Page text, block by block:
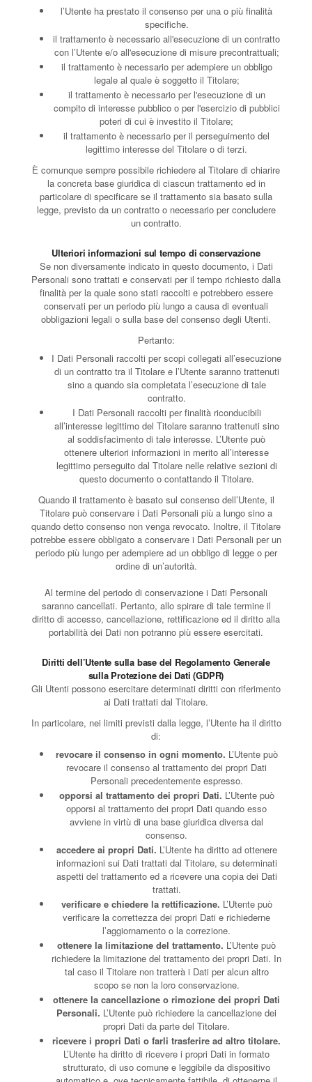
l’Utente ha prestato il consenso per una o più finalità
specifiche.
il trattamento è necessario all'esecuzione di un contratto
con l’Utente e/o all'esecuzione di misure precontrattuali;
il trattamento è necessario per adempiere un obbligo
legale al quale è soggetto il Titolare;
il trattamento è necessario per l'esecuzione di un
compito di interesse pubblico o per l'esercizio di pubblici
poteri di cui è investito il Titolare;
il trattamento è necessario per il perseguimento del
legittimo interesse del Titolare o di terzi.
È comunque sempre possibile richiedere al Titolare di chiarire
la concreta base giuridica di ciascun trattamento ed in
particolare di specificare se il trattamento sia basato sulla
legge, previsto da un contratto o necessario per concludere
un contratto.
Ulteriori informazioni sul tempo di conservazione
Se non diversamente indicato in questo documento, i Dati
Personali sono trattati e conservati per il tempo richiesto dalla
finalità per la quale sono stati raccolti e potrebbero essere
conservati per un periodo più lungo a causa di eventuali
obbligazioni legali o sulla base del consenso degli Utenti.
Pertanto:
I Dati Personali raccolti per scopi collegati all’esecuzione
di un contratto tra il Titolare e l’Utente saranno trattenuti
sino a quando sia completata l’esecuzione di tale
contratto.
I Dati Personali raccolti per finalità riconducibili
all’interesse legittimo del Titolare saranno trattenuti sino
al soddisfacimento di tale interesse. L’Utente può
ottenere ulteriori informazioni in merito all’interesse
legittimo perseguito dal Titolare nelle relative sezioni di
questo documento o contattando il Titolare.
Quando il trattamento è basato sul consenso dell’Utente, il
Titolare può conservare i Dati Personali più a lungo sino a
quando detto consenso non venga revocato. Inoltre, il Titolare
potrebbe essere obbligato a conservare i Dati Personali per un
periodo più lungo per adempiere ad un obbligo di legge o per
ordine di un’autorità.
Al termine del periodo di conservazione i Dati Personali
saranno cancellati. Pertanto, allo spirare di tale termine il
diritto di accesso, cancellazione, rettificazione ed il diritto alla
portabilità dei Dati non potranno più essere esercitati.
Diritti dell’Utente sulla base del Regolamento Generale
sulla Protezione dei Dati (GDPR)
Gli Utenti possono esercitare determinati diritti con riferimento
ai Dati trattati dal Titolare.
In particolare, nei limiti previsti dalla legge, l’Utente ha il diritto
di:
revocare il consenso in ogni momento. L’Utente può
revocare il consenso al trattamento dei propri Dati
Personali precedentemente espresso.
opporsi al trattamento dei propri Dati. L’Utente può
opporsi al trattamento dei propri Dati quando esso
avviene in virtù di una base giuridica diversa dal
consenso.
accedere ai propri Dati. L’Utente ha diritto ad ottenere
informazioni sui Dati trattati dal Titolare, su determinati
aspetti del trattamento ed a ricevere una copia dei Dati
trattati.
verificare e chiedere la rettificazione. L’Utente può
verificare la correttezza dei propri Dati e richiederne
l’aggiornamento o la correzione.
ottenere la limitazione del trattamento. L’Utente può
richiedere la limitazione del trattamento dei propri Dati. In
tal caso il Titolare non tratterà i Dati per alcun altro
scopo se non la loro conservazione.
ottenere la cancellazione o rimozione dei propri Dati
Personali. L’Utente può richiedere la cancellazione dei
propri Dati da parte del Titolare.
ricevere i propri Dati o farli trasferire ad altro titolare.
L’Utente ha diritto di ricevere i propri Dati in formato
strutturato, di uso comune e leggibile da dispositivo